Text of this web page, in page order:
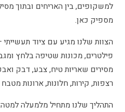
למשקופים, בין האריחים ובתוך
מספיק כאן.
הצוות שלנו מגיע עם ציוד
פילטרים, מכונות שטיפה בלחץ
מסירים שאריות טיח, צבע, דבק
רצפות, קירות, חלונות, ארונות מטבח
התהליך שלנו מתחיל מלמעלה